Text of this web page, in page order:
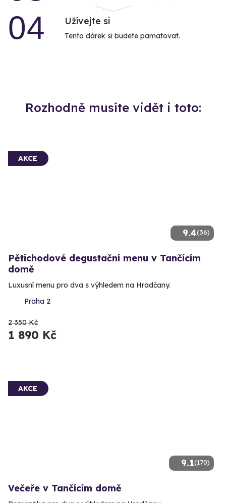
04 Užívejte si
Tento dárek si budete pamatovat.
Rozhodně musíte vidět i toto:
9.4(36)
AKCE
Pětichodové degustační menu v Tančícím
domě
Luxusní menu pro dva s výhledem na Hradčany.
Praha 2
2 350 Kč
1 890 Kč
9.1(170)
AKCE
Večeře v Tančícím domě